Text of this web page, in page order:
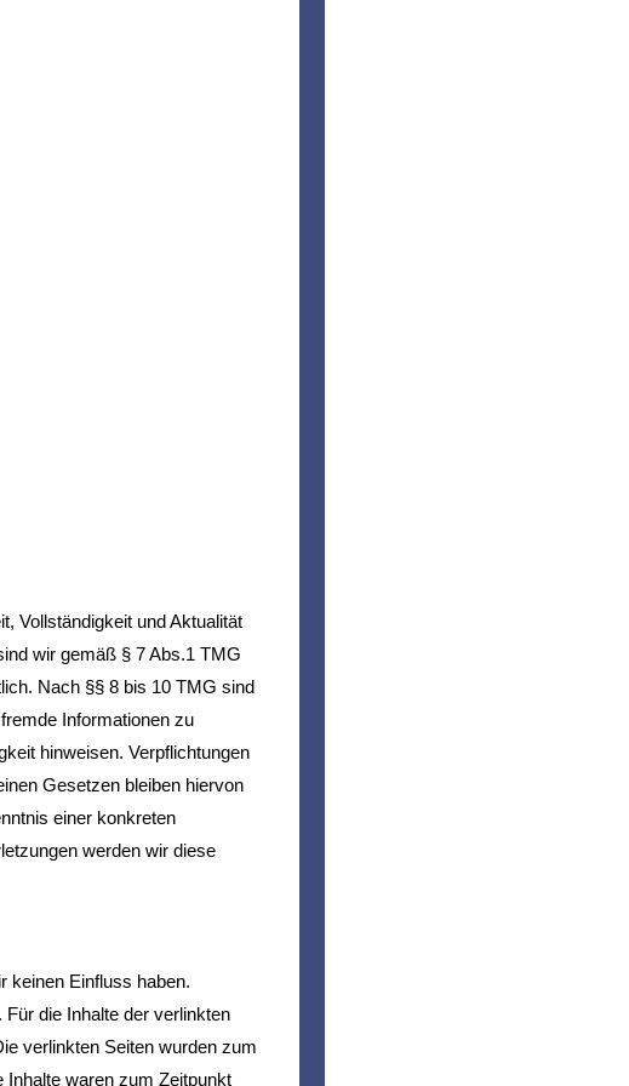
Vollständigkeit und Aktualität
wir gemäß § 7 Abs.1 TMG
Nach §§ 8 bis 10 TMG sind
Informationen zu
hinweisen. Verpflichtungen
Gesetzen bleiben hiervon
einer konkreten
werden wir diese
keinen Einfluss haben.
die Inhalte der verlinkten
verlinkten Seiten wurden zum
waren zum Zeitpunkt